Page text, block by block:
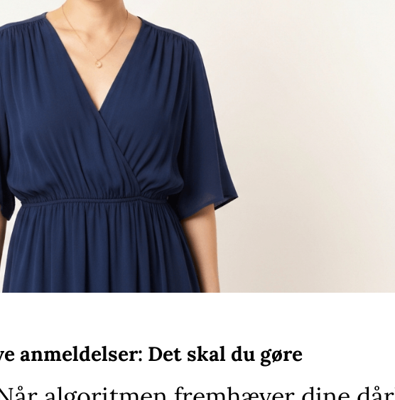
anmeldelser: Det skal du gøre